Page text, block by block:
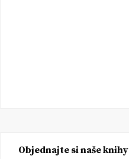
Objednajte si naše knihy